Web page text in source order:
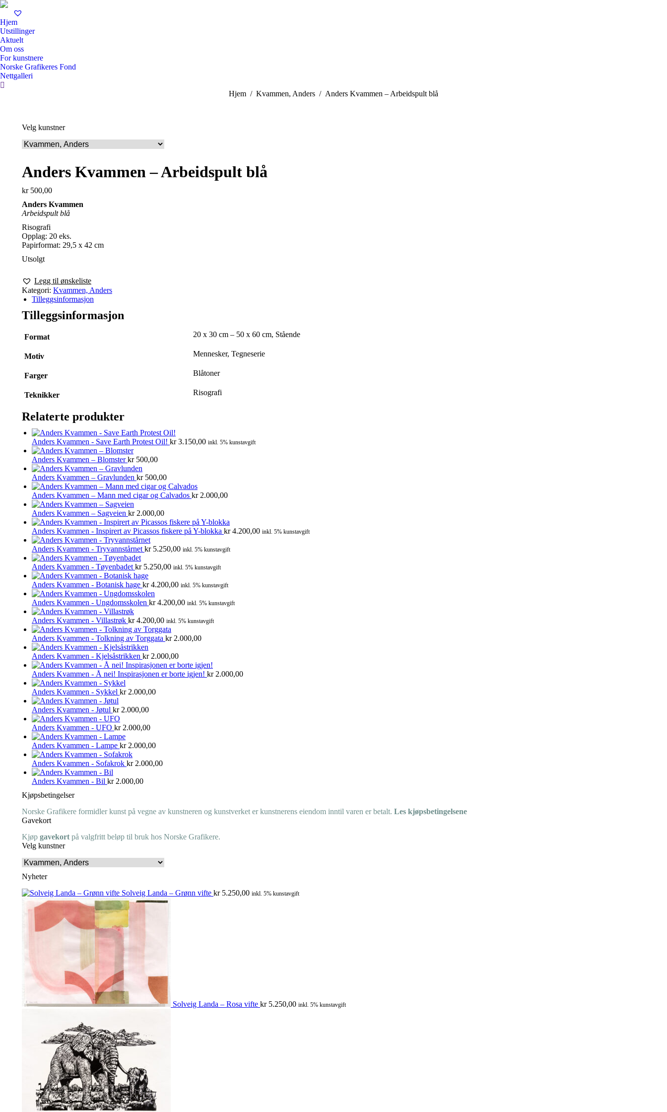
Hjem
Utstillinger
Aktuelt
Om oss
For kunstnere
Norske Grafikeres Fond
Nettgalleri
Search:
You are here:
Hjem Kvammen, Anders Anders Kvammen – Arbeidspult blå
Velg kunstner
Anders Kvammen – Arbeidspult blå
kr500,00
Anders Kvammen
Arbeidspult blå
Risografi
Opplag: 20 eks.
Papirformat: 29,5 x 42 cm
Utsolgt
Legg til ønskeliste
Kategori: Kvammen, Anders
Tilleggsinformasjon
Tilleggsinformasjon
Format 20 x 30 cm – 50 x 60 cm, Stående
Motiv Mennesker, Tegneserie
Farger Blåtoner
Teknikker Risografi
Relaterte produkter
Anders Kvammen - Save Earth Protest Oil! kr3.150,00 inkl. 5% kunstavgift
Anders Kvammen – Blomsterkr500,00
Anders Kvammen – Gravlunden kr500,00
Anders Kvammen – Mann med cigar og Calvados kr2.000,00
Anders Kvammen – Sagveien kr2.000,00
Anders Kvammen - Inspirert av Picassos fiskere på Y-blokka kr4.200,00 inkl. 5% kunstavgift
Anders Kvammen - Tryvannstårnet kr5.250,00 inkl. 5% kunstavgift
Anders Kvammen - Tøyenbadet kr5.250,00 inkl. 5% kunstavgift
Anders Kvammen - Botanisk hage kr4.200,00 inkl. 5% kunstavgift
Anders Kvammen - Ungdomsskolen kr4.200,00 inkl. 5% kunstavgift
Anders Kvammen - Villastrøk kr4.200,00 inkl. 5% kunstavgift
Anders Kvammen - Tolkning av Torggata kr2.000,00
Anders Kvammen - Kjelsåstrikken kr2.000,00
Anders Kvammen - Å nei! Inspirasjonen er borte igjen! kr2.000,00
Anders Kvammen - Sykkel kr2.000,00
Anders Kvammen - Jøtul kr2.000,00
Anders Kvammen - UFO kr2.000,00
Anders Kvammen - Lampe kr2.000,00
Anders Kvammen - Sofakrok kr2.000,00
Anders Kvammen - Bil kr2.000,00
Kjøpsbetingelser
Norske Grafikere formidler kunst på vegne av kunstneren og kunstverket er kunstnerens eiendom inntil varen er betalt. Les kjøpsbetingelsene
Gavekort
Kjøp gavekort på valgfritt beløp til bruk hos Norske Grafikere.
Velg kunstner
Nyheter
Solveig Landa – Grønn vifte kr5.250,00 inkl. 5% kunstavgift
Solveig Landa – Rosa vifte kr5.250,00 inkl. 5% kunstavgift